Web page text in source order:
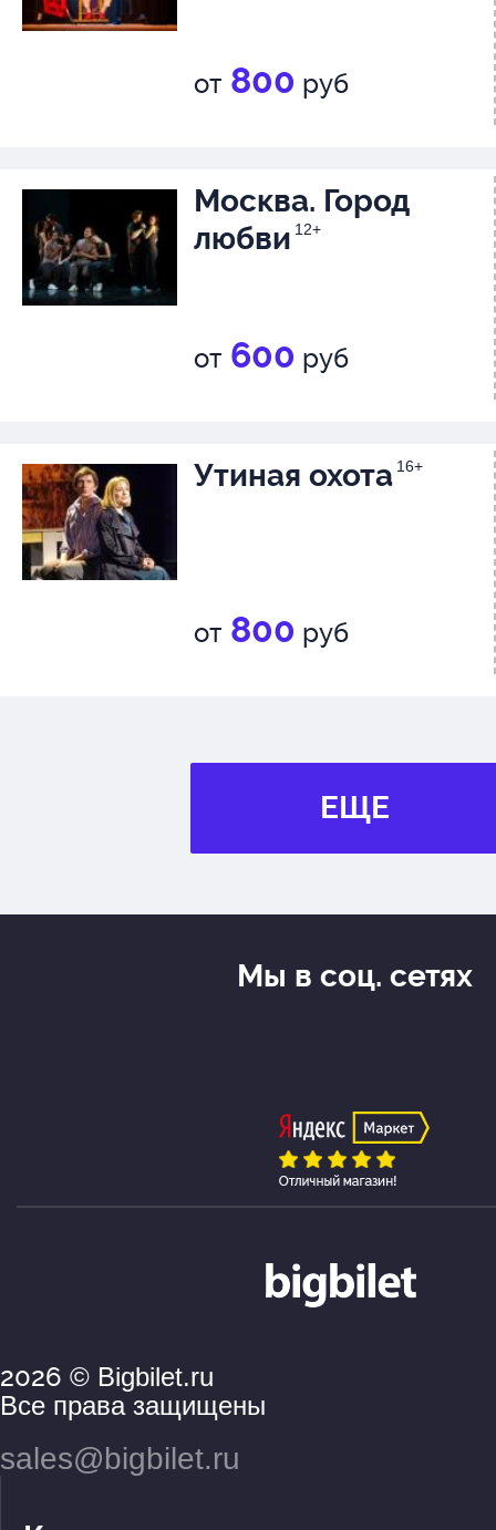
от 800 руб
Москва. Город
любви 12+
от 600 руб
Утиная охота 16+
от 800 руб
ЕЩЕ
2026 © Bigbilet.ru
Все права защищены
sales@bigbilet.ru
Мы в соц. сетях